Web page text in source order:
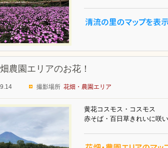
農園エリアのお花！
撮影場所 花畑・農園エリア
黄花コスモス・コスモス
赤そば・百日草きれいに咲い